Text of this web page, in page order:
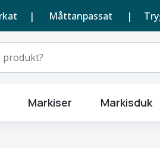
| Måttanpassat |
Markiser Markisduk